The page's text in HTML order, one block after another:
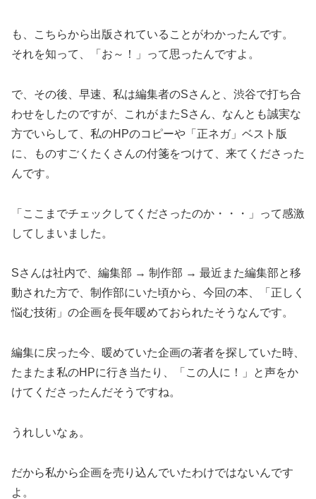
も、こちらから出版されていることがわかったんです。
それを知って、「お～！」って思ったんですよ。
で、その後、早速、私は編集者のSさんと、渋谷で打ち合
わせをしたのですが、これがまたSさん、なんとも誠実な
方でいらして、私のHPのコピーや「正ネガ」ベスト版
に、ものすごくたくさんの付箋をつけて、来てくださった
んです。
「ここまでチェックしてくださったのか・・・」って感激
してしまいました。
Sさんは社内で、編集部 → 制作部 → 最近また編集部と移
動された方で、制作部にいた頃から、今回の本、「正しく
悩む技術」の企画を長年暖めておられたそうなんです。
編集に戻った今、暖めていた企画の著者を探していた時、
たまたま私のHPに行き当たり、「この人に！」と声をか
けてくださったんだそうですね。
うれしいなぁ。
だから私から企画を売り込んでいたわけではないんです
よ。